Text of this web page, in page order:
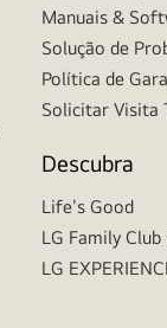
Manuais &
Solução de
Política de
Solicitar Visita
Descubra
Life's Good
LG Family Club
LG